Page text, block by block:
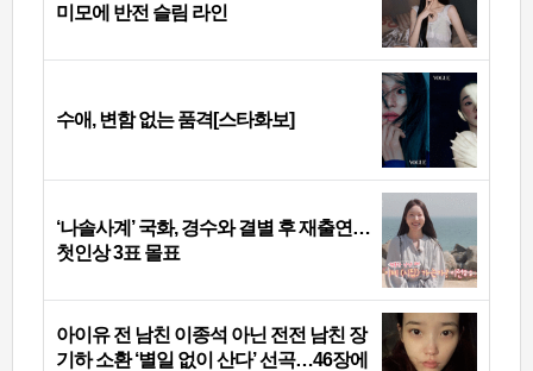
미모에 반전 슬림 라인
수애, 변함 없는 품격[스타화보]
‘나솔사계’ 국화, 경수와 결별 후 재출연…
첫인상 3표 몰표
아이유 전 남친 이종석 아닌 전전 남친 장
기하 소환 ‘별일 없이 산다’ 선곡…46장에